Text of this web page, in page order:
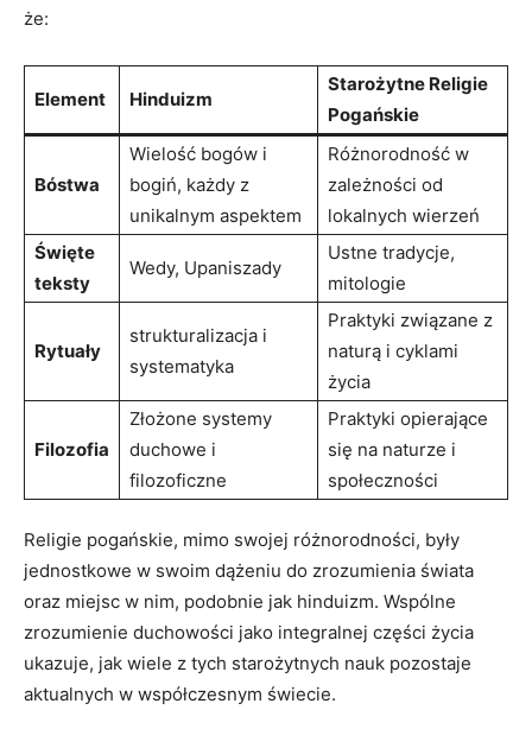
że:
Element Hinduizm
Starożytne Religie
Pogańskie
Bóstwa
Wielość bogów i
bogiń, każdy z
unikalnym aspektem
Różnorodność w
zależności od
lokalnych wierzeń
Święte
teksty
Wedy, Upaniszady
Ustne tradycje,
mitologie
Rytuały
strukturalizacja i
systematyka
Praktyki związane z
naturą i cyklami
życia
Filozofia
Złożone systemy
duchowe i
filozoficzne
Praktyki opierające
się na naturze i
społeczności
Religie pogańskie, mimo swojej różnorodności, były
jednostkowe w swoim dążeniu do zrozumienia świata
oraz miejsc w nim, podobnie jak hinduizm. Wspólne
zrozumienie duchowości jako integralnej części życia
ukazuje, jak wiele z tych starożytnych nauk pozostaje
aktualnych w współczesnym świecie.